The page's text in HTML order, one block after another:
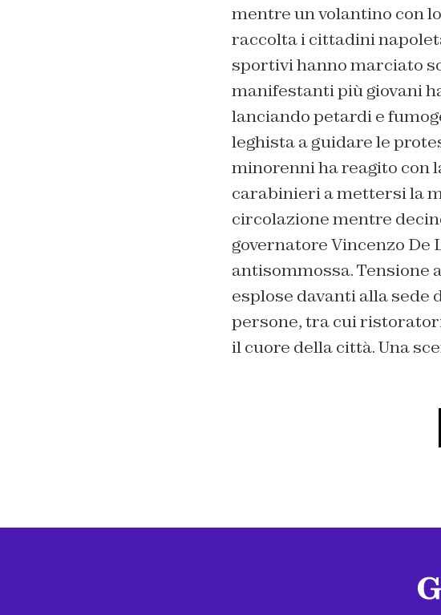
mentre un volantino con
raccolta i cittadini
sportivi hanno marciato
manifestanti più giovani
lanciando petardi e
leghista a guidare le
minorenni ha reagito con
carabinieri a mettersi la
circolazione mentre
governatore Vincenzo De
antisommossa. Tensione
esplose davanti alla
persone, tra cui
il cuore della città. Una